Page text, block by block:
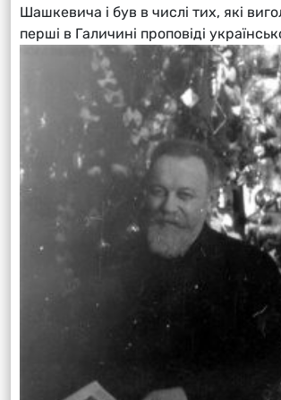
Шашкевича і був в числі тих, які
перші в Галичині проповіді